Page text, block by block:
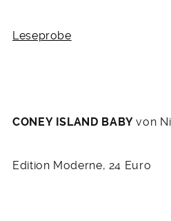
Leseprobe
CONEY ISLAND BABYvon
Edition Moderne, 24 Euro